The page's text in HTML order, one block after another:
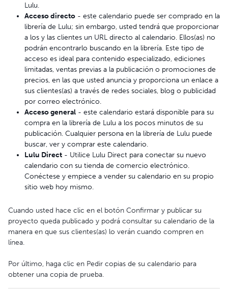
Lulu.
Acceso directo - este calendario puede ser comprado en la
librería de Lulu; sin embargo, usted tendrá que proporcionar
a los y las clientes un URL directo al calendario. Ellos(as) no
podrán encontrarlo buscando en la librería. Este tipo de
acceso es ideal para contenido especializado, ediciones
limitadas, ventas previas a la publicación o promociones de
precios, en las que usted anuncia y proporciona un enlace a
sus clientes(as) a través de redes sociales, blog o publicidad
por correo electrónico.
Acceso general - este calendario estará disponible para su
compra en la librería de Lulu a los pocos minutos de su
publicación. Cualquier persona en la librería de Lulu puede
buscar, ver y comprar este calendario.
Lulu Direct - Utilice Lulu Direct para conectar su nuevo
calendario con su tienda de comercio electrónico.
Conéctese y empiece a vender su calendario en su propio
sitio web hoy mismo.
Cuando usted hace clic en el botón Confirmar y publicar su
proyecto queda publicado y podrá consultar su calendario de la
manera en que sus clientes(as) lo verán cuando compren en
línea.
Por último, haga clic en Pedir copias de su calendario para
obtener una copia de prueba.